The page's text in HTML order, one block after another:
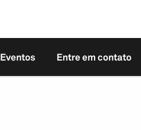
Eventos Entre em contato